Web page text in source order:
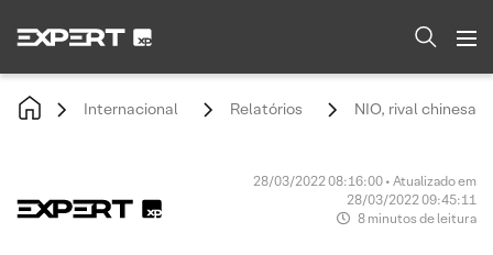
Internacional Relatórios NIO, rival chinesa
28/03/2022 08:16:00 • Atualizado em
28/03/2022 09:45:11
8 minutos de leitura